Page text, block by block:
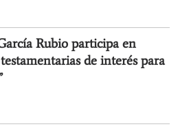
Rubio participa en
de interés para